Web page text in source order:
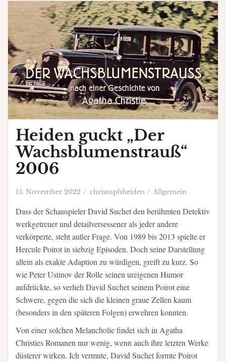
Heiden guckt „Der
Wachsblumenstrauß“
2006
15. November 2022 christophheiden Allgemein
Dass der Schauspieler David Suchet den berühmten Detektiv
werkgetreuer und detailversessener als jeder andere
verkörperte, steht außer Frage. Von 1989 bis 2013 spielte er
Hercule Poirot in siebzig Episoden. Doch seine Darstellung
allein als exakte Adaption zu würdigen, greift zu kurz. So
wie Peter Ustinov der Rolle seinen ureigenen Humor
aufdrückte, so verlieh David Suchet seinem Poirot eine
Schwere, gegen die sich die kleinen graue Zellen kaum
(besonders in den späteren Folgen) erwehren konnten.
Von einer solchen Melancholie findet sich in Agatha
Christies Romanen nur wenig, wenn auch ihre letzten Werke
düsterer wirken. Ich vermute, David Suchet formte Poirot